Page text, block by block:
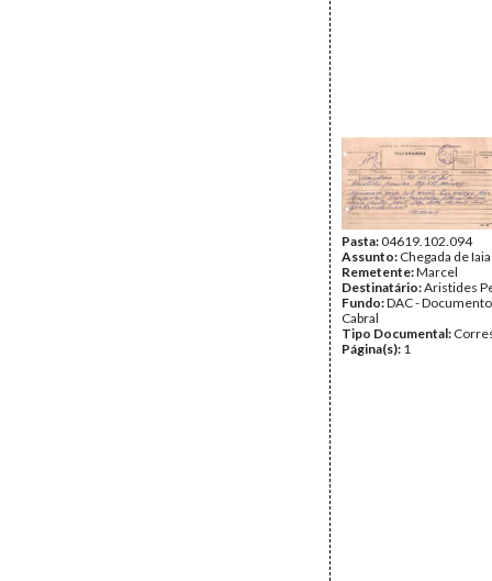
Pasta:04619.102.094
Assunto: Chegada de
Remetente:Marcel
Destinatário:Aristides
Fundo:DAC -
Cabral
Tipo Documental:
Página(s): 1